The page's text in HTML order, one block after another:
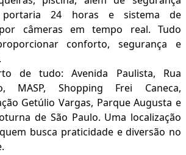
portaria 24 horas e sistema de
câmeras em tempo real. Tudo
conforto, segurança e
de tudo: Avenida Paulista, Rua
MASP, Shopping Frei Caneca,
Getúlio Vargas, Parque Augusta e
de São Paulo. Uma localização
busca praticidade e diversão no